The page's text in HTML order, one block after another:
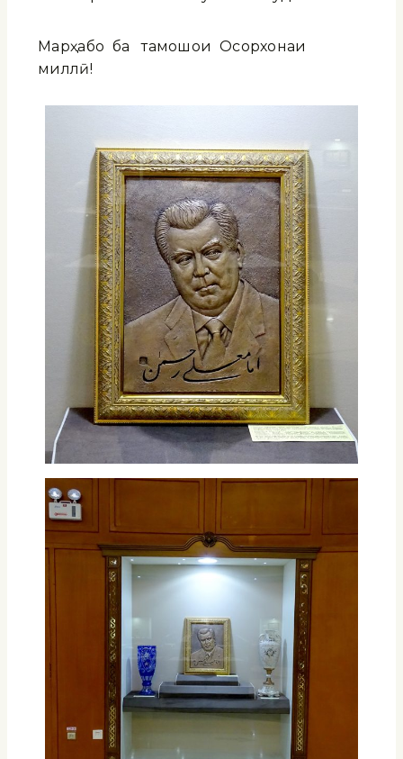
Марҳабо ба тамошои Осорхонаи
миллӣ!